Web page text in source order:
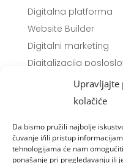
Upravljajte
kolačiće
Da bismo pružili najbolje
čuvanje i/ili pristup
tehnologijama će nam
ponašanje pri pregledavanju ili
Digitalna platforma
Website Builder
Digitalni marketing
Digitalizacija
Upravljanje medijima
Digitalna platforma
Portal Moje Đakovo